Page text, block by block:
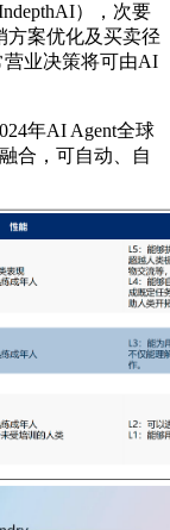
），次要
方案优化及买卖径
营业决策将可由AI
年AI Agent全球
合，可自动、自